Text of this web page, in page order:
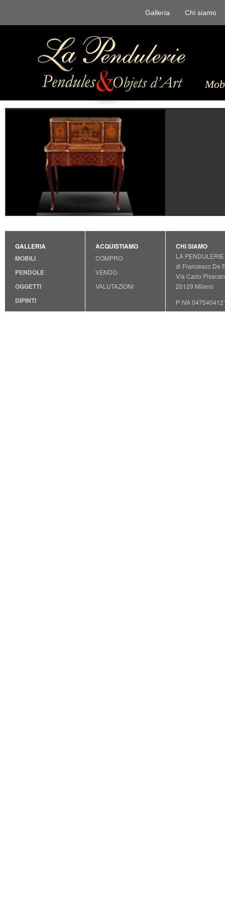
Chi siamo
Galleria
GALLERIA
MOBILI
PENDOLE
OGGETTI
DIPINTI
ACQUISTIAMO
COMPRO
VENDO
VALUTAZIONI
CHI SIAMO
LA PENDULERIE
di Francesco De
Via Carlo
20129 Milano
P IVA